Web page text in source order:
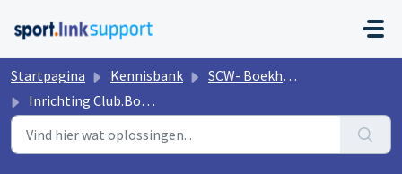
Startpagina Kennisbank
SCW- Boekhouding
Inrichting Club.Boekhouding AFAS SB - Stappenplan